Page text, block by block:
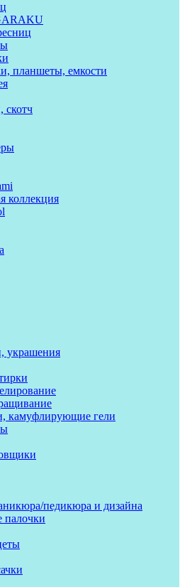
планшеты, емкости
скотч
коллекция
украшения
камуфлирующие гели
педикюра и дизайна
палочки